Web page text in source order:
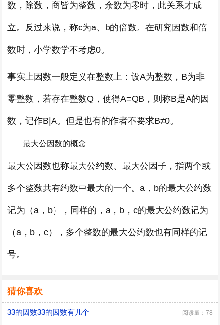
数，除数，商皆为整数，余数为零时，此关系才成
立。反过来说，称c为a、b的倍数。在研究因数和倍
数时，小学数学不考虑0。
事实上因数一般定义在整数上：设A为整数，B为非
零整数，若存在整数Q，使得A=QB，则称B是A的因
数，记作B|A。但是也有的作者不要求B≠0。
最大公因数的概念
最大公因数也称最大公约数、最大公因子，指两个或
多个整数共有约数中最大的一个。a，b的最大公约数
记为（a，b），同样的，a，b，c的最大公约数记为
（a，b，c），多个整数的最大公约数也有同样的记
号。
猜你喜欢
33的因数33的因数有几个 阅读量：78